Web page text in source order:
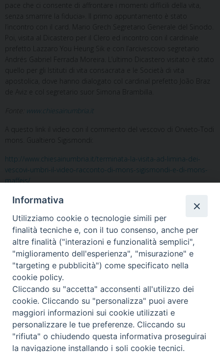
pace che ci consente di affrontare i momenti difficili della vita,
senza smarrire la fiducia». Il primo appuntamento è stato
l’incontro con il card. Mario Grech Segretario Generale del Sinodo.
Poi, visita al Dicastero per il Clero ed incontro con il cardinale
prefetto Lazzaro You Heung Sik e con l’arcivescovo segretario
Andrés Gabriel Ferrada Moreira. L’ultimo Dicastero visitato è stato
quello per gli Istituti di vita consacrata e le Società di vita
apostolica, dove hanno dialogato col cardinal prefetto João Braz
de Aviz e col segretario suor Simona Brambilla.
www.chiesainumbria.it
A questo link il video con il commento del vescovo di Orvieto-Todi
mons. Gualtiero Sigismondi:
http://www.chiesainumbria.it/terminata-la-visita-ad-limina-dei-
vescovi-umbri-il-video-racconto-di-mons-sigismondi-e-di-mons-
maffeis/
Home Il Vescovo Diocesi Pastorale
Liturgia
Beni Culturali
Modulistica
Casa dioc. di Spagliagrano Webmail
2025 copyright
Diocesi di Orvieto – Todi
Informativa
Utilizziamo cookie o tecnologie simili per
finalità tecniche e, con il tuo consenso, anche per
altre finalità ("interazioni e funzionalità semplici",
"miglioramento dell'esperienza", "misurazione" e
"targeting e pubblicità") come specificato nella
cookie policy.
Cliccando su "accetta" acconsenti all'utilizzo dei
cookie. Cliccando su "personalizza" puoi avere
maggiori informazioni sui cookie utilizzati e
personalizzare le tue preferenze. Cliccando su
"rifiuta" o chiudendo questa informativa proseguirai
la navigazione installando i soli cookie tecnici.